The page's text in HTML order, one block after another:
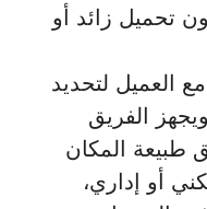
تحميل زائد أو
العميل لتحديد
الفريق
طبيعة المكان
أو إداري،